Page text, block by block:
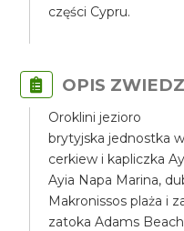
części Cypru.
OPIS
Oroklini jezioro
brytyjska jednostka
cerkiew i kapliczka
Ayia Napa Marina,
Makronissos plaża i
zatoka Adams Beach